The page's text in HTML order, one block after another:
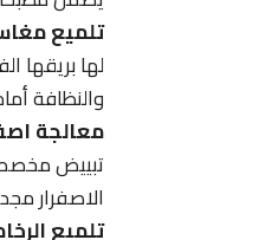
تلميع
لها بريقها
والنظافة
معالجة
تبييض
الاصفرار
تلميع